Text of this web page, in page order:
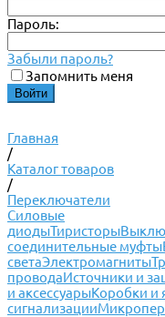
Пароль:
Забыли пароль?
Запомнить меня
Главная
/
Каталог товаров
/
Переключатели
Силовые
диодыТиристоры
соединительные муфты
светаЭлектромагниты
проводаИсточники и
и аксессуарыКоробки и
сигнализации